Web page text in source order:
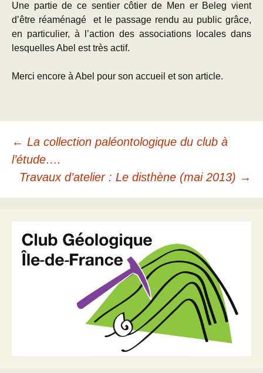
Une partie de ce sentier côtier de Men er Beleg vient
d’être réaménagé et le passage rendu au public grâce,
en particulier, à l’action des associations locales dans
lesquelles Abel est très actif.
Merci encore à Abel pour son accueil et son article.
Navigation
des
articles
← La collection paléontologique du club à
l’étude….
Travaux d’atelier : Le disthène (mai 2013) →